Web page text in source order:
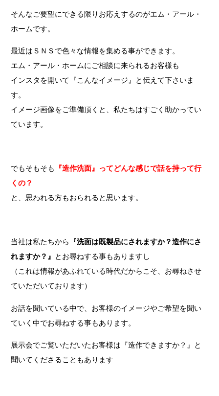
そんなご要望にできる限りお応えするのがエム・アール・
ホームです。
最近はＳＮＳで色々な情報を集める事ができます。
エム・アール・ホームにご相談に来られるお客様も
インスタを開いて『こんなイメージ』と伝えて下さいま
す。
イメージ画像をご準備頂くと、私たちはすごく助かってい
ています。
でもそもそも 『造作洗面』ってどんな感じで話を持って行
くの？
と、思われる方もおられると思います。
当社は私たちから 『洗面は既製品にされますか？造作にさ
れますか？』 とお尋ねする事もありますし
（これは情報があふれている時代だからこそ、お尋ねさせ
ていただいております）
お話を聞いている中で、お客様のイメージやご希望を聞い
ていく中でお尋ねする事もあります。
展示会でご覧いただいたお客様は『造作できますか？』と
聞いてくださることもあります